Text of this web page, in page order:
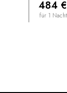
484 €
für 1 Nacht